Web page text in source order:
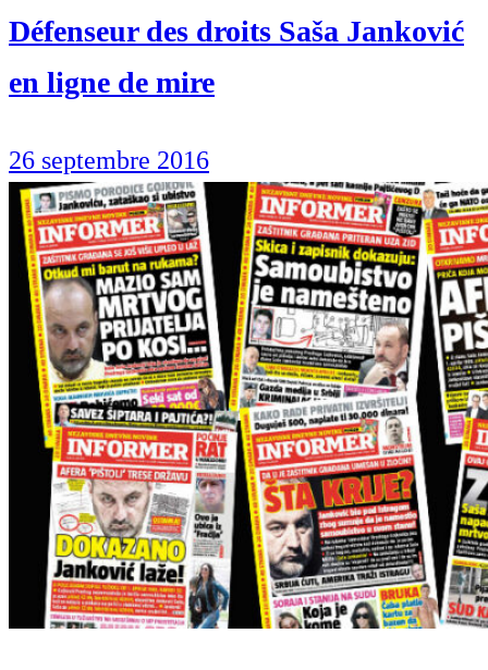
Défenseur des droits Saša Janković
en ligne de mire
26 septembre 2016